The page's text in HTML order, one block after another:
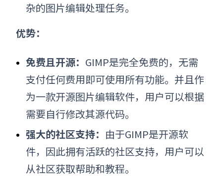
杂的图片编辑处理任务。
优势：
免费且开源： GIMP是完全免费的，无需
支付任何费用即可使用所有功能。并且作
为一款开源图片编辑软件，用户可以根据
需要自行修改其源代码。
强大的社区支持： 由于GIMP是开源软
件，因此拥有活跃的社区支持，用户可以
从社区获取帮助和教程。